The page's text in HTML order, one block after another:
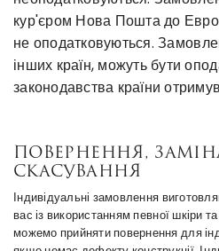
кур'єром Нова Пошта до
не оподатковуються.
інших країн, можуть бути
законодавства країни
ПОВЕРНЕННЯ,
СКАСУВАННЯ
Індивідуальні замовлення
вас із використанням певної шкіри
можемо прийняти повернення для